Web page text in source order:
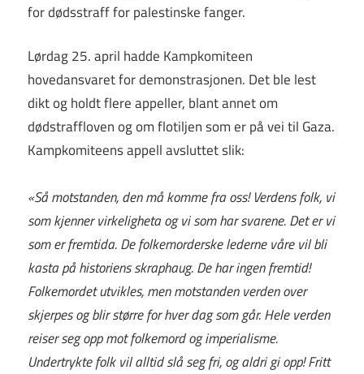
for dødsstraff for palestinske fanger.
Lørdag 25. april hadde Kampkomiteen
hovedansvaret for demonstrasjonen. Det ble lest
dikt og holdt flere appeller, blant annet om
dødstraffloven og om flotiljen som er på vei til Gaza.
Kampkomiteens appell avsluttet slik:
«Så motstanden, den må komme fra oss! Verdens folk, vi
som kjenner virkeligheta og vi som har svarene. Det er vi
som er fremtida. De folkemorderske lederne våre vil bli
kasta på historiens skraphaug. De har ingen fremtid!
Folkemordet utvikles, men motstanden verden over
skjerpes og blir større for hver dag som går. Hele verden
reiser seg opp mot folkemord og imperialisme.
Undertrykte folk vil alltid slå seg fri, og aldri gi opp! Fritt